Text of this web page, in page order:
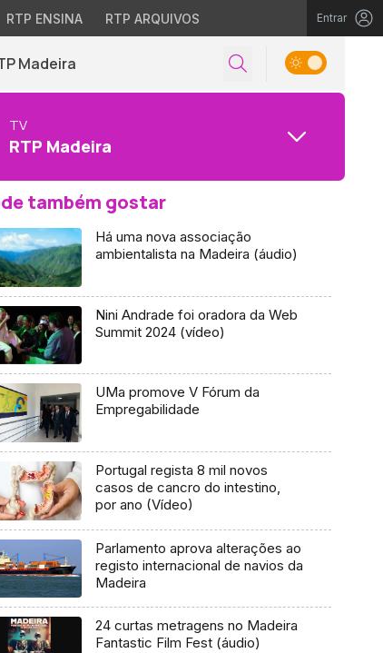
RTP ENSINA RTP ARQUIVOS Entrar
Madeira
TV
RTP Madeira
também gostar
Há uma nova associação
ambientalista na Madeira (áudio)
Nini Andrade foi oradora da Web
Summit 2024 (vídeo)
UMa promove V Fórum da
Empregabilidade
Portugal regista 8 mil novos
casos de cancro do intestino,
por ano (Vídeo)
Parlamento aprova alterações ao
registo internacional de navios da
Madeira
24 curtas metragens no Madeira
Fantastic Film Fest (áudio)